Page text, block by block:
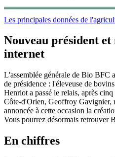
Les principales données de
Nouveau président et
internet
L'assemblée générale de Bio BFC
de présidence : l'éleveuse de
Henriot a passé le relais, après
Côte-d'Orien, Geoffroy Gavignier,
annoncée à cette occasion la
Vous pourrez désormais retrouver
En chiffres